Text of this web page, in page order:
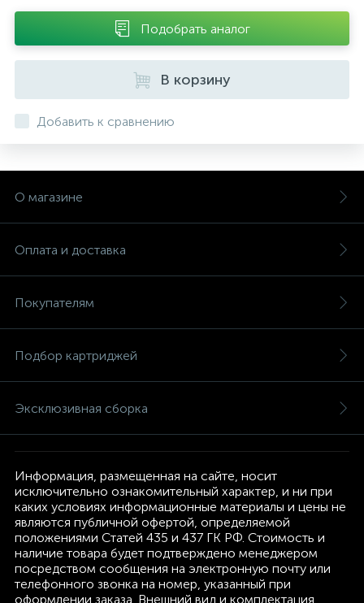
Подобрать аналог
В корзину
Добавить к сравнению
О магазине
Оплата и доставка
Покупателям
Подбор картриджей
Эксклюзивная сборка
Информация, размещенная на сайте, носит
исключительно ознакомительный характер, и ни при
каких условиях информационные материалы и цены не
являются публичной офертой, определяемой
положениями Статей 435 и 437 ГК РФ. Стоимость и
наличие товара будет подтверждено менеджером
посредством сообщения на электронную почту или
телефонного звонка на номер, указанный при
оформлении заказа. Внешний вид и комплектация